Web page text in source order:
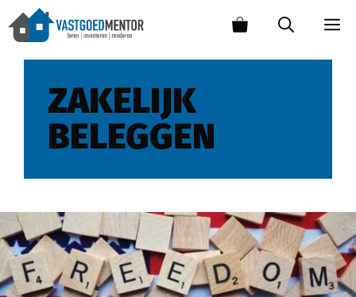
ZAKELIJK
BELEGGEN